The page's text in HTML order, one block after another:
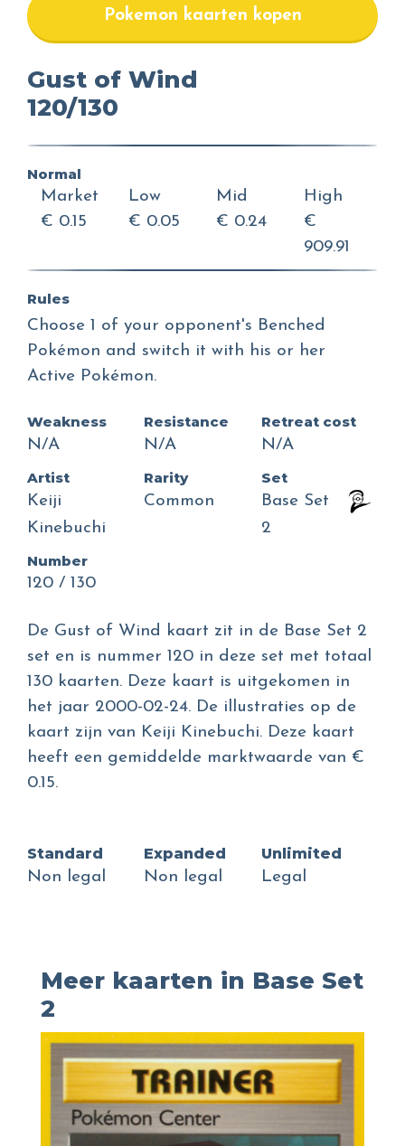
Pokemon kaarten kopen
Gust of Wind
120/130
Normal
Market
€ 0.15
Low
€ 0.05
Mid
€ 0.24
High
€
909.91
Rules
Choose 1 of your opponent's Benched
Pokémon and switch it with his or her
Active Pokémon.
Weakness
N/A
Resistance
N/A
Retreat cost
N/A
Artist
Keiji
Kinebuchi
Rarity
Common
Set
Base Set
2
Number
120 / 130
De Gust of Wind kaart zit in de Base Set 2
set en is nummer 120 in deze set met totaal
130 kaarten. Deze kaart is uitgekomen in
het jaar 2000-02-24. De illustraties op de
kaart zijn van Keiji Kinebuchi. Deze kaart
heeft een gemiddelde marktwaarde van €
0.15.
Standard
Non legal
Expanded
Non legal
Unlimited
Legal
Meer kaarten in Base Set
2